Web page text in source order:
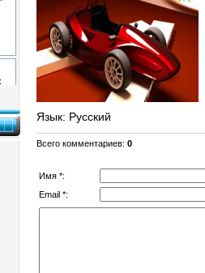
Язык: Русский
Всего комментариев: 0
Имя *:
Email *: